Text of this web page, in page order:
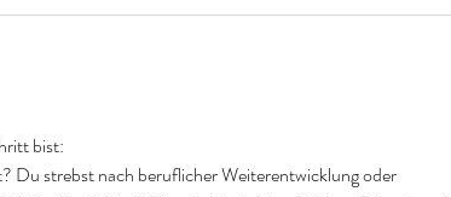
bist:
Du strebst nach beruflicher Weiterentwicklung oder